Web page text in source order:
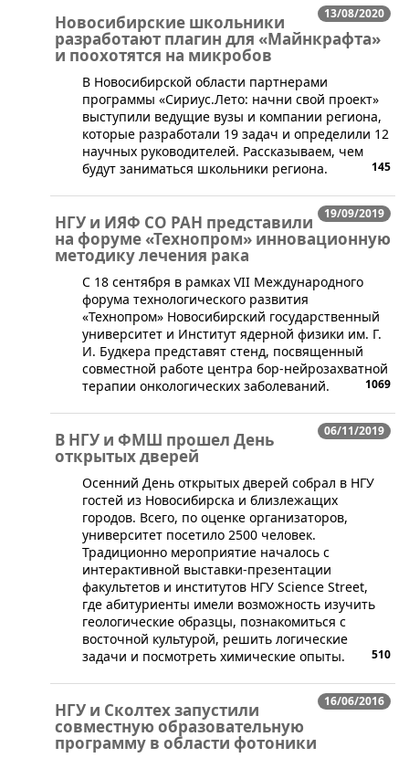
13/08/2020
Новосибирские школьники
разработают плагин для «Майнкрафта»
и поохотятся на микробов
В Новосибирской области партнерами
программы «Сириус.Лето: начни свой проект»
выступили ведущие вузы и компании региона,
которые разработали 19 задач и определили 12
научных руководителей. Рассказываем, чем
будут заниматься школьники региона.
145
19/09/2019
НГУ и ИЯФ СО РАН представили
на форуме «Технопром» инновационную
методику лечения рака
​​C 18 сентября в рамках VII Международного
форума технологического развития
«Технопром» Новосибирский государственный
университет и Институт ядерной физики им. Г.
И. Будкера представят стенд, посвященный
совместной работе центра бор-нейрозахватной
терапии онкологических заболеваний.
1069
06/11/2019
В НГУ и ФМШ прошел День
открытых дверей
Осенний День открытых дверей собрал в НГУ
гостей из Новосибирска и близлежащих
городов. Всего, по оценке организаторов,
университет посетило 2500 человек.
Традиционно мероприятие началось с
интерактивной выставки-презентации
факультетов и институтов НГУ Science Street,
где абитуриенты имели возможность изучить
геологические образцы, познакомиться с
восточной культурой, решить логические
задачи и посмотреть химические опыты.
510
16/06/2016
НГУ и Сколтех запустили
совместную образовательную
программу в области фотоники